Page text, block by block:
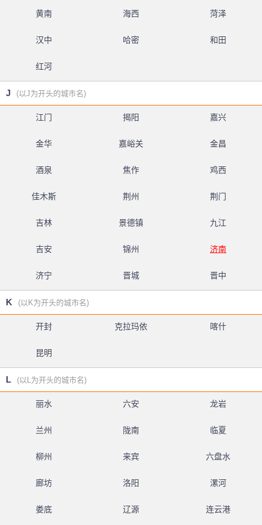
黄南 海西 菏泽
汉中 哈密 和田
红河
J (以J为开头的城市名)
江门 揭阳 嘉兴
金华 嘉峪关 金昌
酒泉 焦作 鸡西
佳木斯 荆州 荆门
吉林 景德镇 九江
吉安 锦州 济南
济宁 晋城 晋中
K (以K为开头的城市名)
开封 克拉玛依 喀什
昆明
L (以L为开头的城市名)
丽水 六安 龙岩
兰州 陇南 临夏
柳州 来宾 六盘水
廊坊 洛阳 漯河
娄底 辽源 连云港